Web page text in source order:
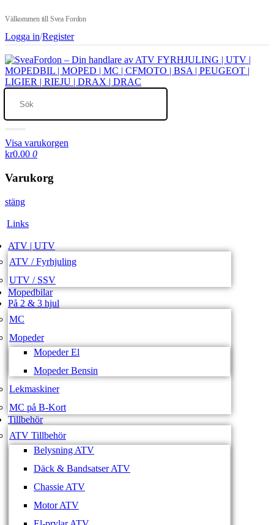
Välkommen till Svea Fordon
Logga in/Register
Visa varukorgen
kr0.00 0
Varukorg
stäng
Links
ATV | UTV
ATV / Fyrhjuling
UTV / SSV
Mopedbilar
På 2 & 3 hjul
MC
Mopeder
Mopeder El
Mopeder Bensin
Lekmaskiner
MC på B-Kort
Tillbehör
ATV Tillbehör
Belysning ATV
Däck & Bandsatser ATV
Chassie ATV
Motor ATV